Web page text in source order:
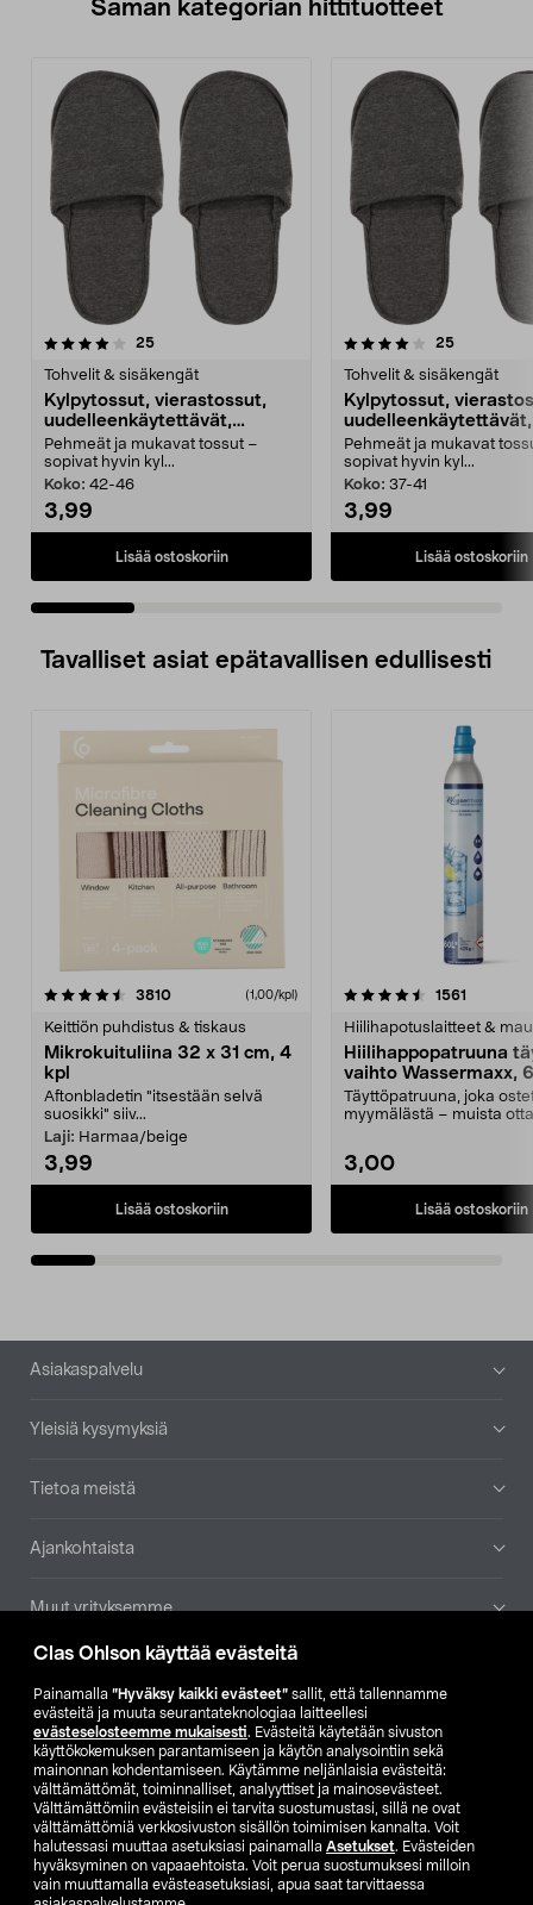
Clas Ohlson käyttää evästeitä
Painamalla ”Hyväksy kaikki evästeet” sallit, että tallennamme
evästeitä ja muuta seurantateknologiaa laitteellesi
evästeselosteemme mukaisesti. Evästeitä käytetään sivuston
käyttökokemuksen parantamiseen ja käytön analysointiin sekä
mainonnan kohdentamiseen. Käytämme neljänlaisia evästeitä:
välttämättömät, toiminnalliset, analyyttiset ja mainosevästeet.
Välttämättömiin evästeisiin ei tarvita suostumustasi, sillä ne ovat
välttämättömiä verkkosivuston sisällön toimimisen kannalta. Voit
halutessasi muuttaa asetuksiasi painamalla Asetukset. Evästeiden
hyväksyminen on vapaaehtoista. Voit perua suostumuksesi milloin
vain muuttamalla evästeasetuksiasi, apua saat tarvittaessa
Saman kategorian hittituotteet
25arvostelut
Tohvelit & sisäkengät
Kylpytossut, vierastossut,
uudelleenkäytettävät,
harmaat
Pehmeät ja mukavat tossut –
sopivat hyvin kyl...
Koko: 42-46
3,99
Lisää ostoskoriin
4.0 viidestä
25arvostelut
Tohvelit & sisäkengät
Kylpytossut,
uudelleenkäytettävät,
harmaat
Pehmeät ja mukavat
sopivat hyvin kyl...
Koko: 37-41
3,99
Lisää ostoskoriin
4.0 viidestä
Tavalliset asiat epätavallisen edullisesti
3810arvostelut (1,00/kpl)
Keittiön puhdistus & tiskaus
Mikrokuituliina 32 x 31 cm, 4
kpl
Aftonbladetin "itsestään selvä
suosikki" siiv...
Laji: Harmaa/beige
3,99
Lisää ostoskoriin
4.5viidestä
1561
Hiilihapotuslaitteet &
Hiilihappopatruuna
vaihto Wassermaxx,
Täyttöpatruuna, joka
myymälästä – muista
3,00
Lisää ostoskoriin
4.5viidestä
Alatunniste
Asiakaspalvelu
Yleisiä kysymyksiä
Tietoa meistä
Ajankohtaista
Muut yrityksemme
Etsi myymälä
SE NO FI
FI SV